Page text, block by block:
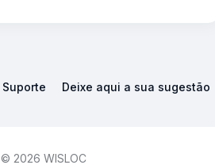
Suporte Deixe aqui a sua sugestão
© 2026 WISLOC